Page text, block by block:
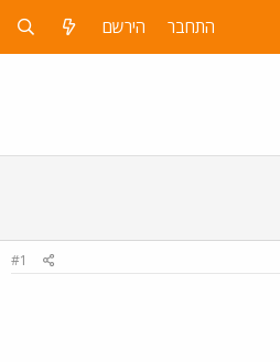
התחבר הירשם
#1